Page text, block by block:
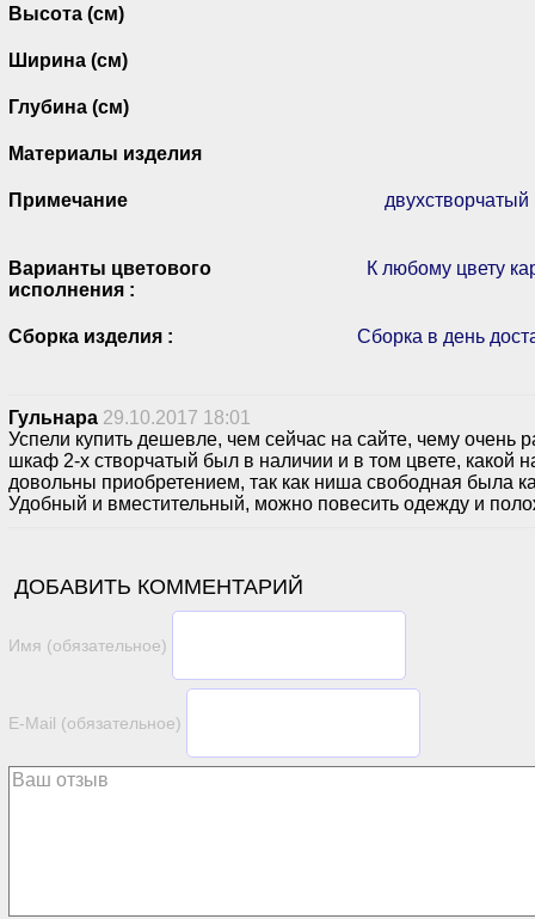
Высота (см)
Ширина (см)
Глубина (см)
Материалы изделия
Примечание
Варианты цветового
исполнения :
К любому цвету
Сборка изделия : Сборка в день
Гульнара 29.10.2017 18:01
Успели купить дешевле, чем сейчас на сайте, чему очень
шкаф 2-х створчатый был в наличии и в том цвете, какой
довольны приобретением, так как ниша свободная была
Удобный и вместительный, можно повесить одежду и
ДОБАВИТЬ КОММЕНТАРИЙ
Имя (обязательное)
E-Mail (обязательное)